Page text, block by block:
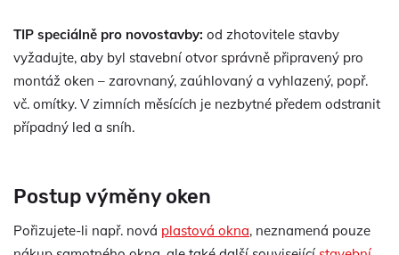
TIP speciálně pro novostavby: od zhotovitele stavby
vyžadujte, aby byl stavební otvor správně připravený pro
montáž oken – zarovnaný, zaúhlovaný a vyhlazený, popř.
vč. omítky. V zimních měsících je nezbytné předem odstranit
případný led a sníh.
Postup výměny oken
Pořizujete-li např. nová plastová okna, neznamená pouze